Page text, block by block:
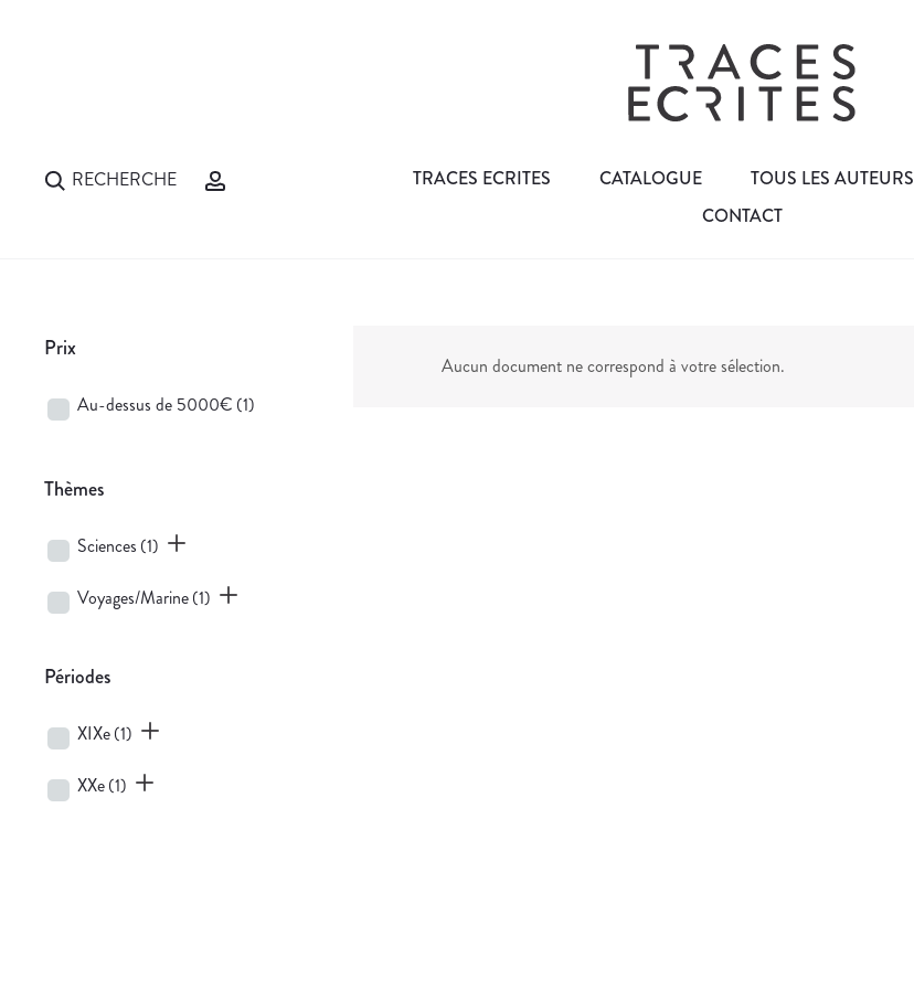
RECHERCHE TRACES ECRITES CATALOGUE TOUS LES AUTEURS
CONTACT
Aucun document ne correspond à votre sélection.
Prix
Au-dessus de 5000€ (1)
Thèmes
Sciences (1)
Voyages/Marine(1)
Périodes
XIXe(1)
XXe(1)